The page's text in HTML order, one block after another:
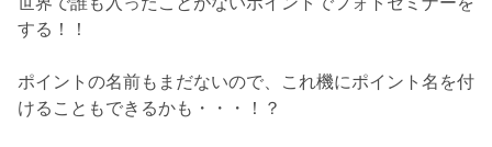
する！！
ポイントの名前もまだないので、これ機にポイント名を付
けることもできるかも・・・！？